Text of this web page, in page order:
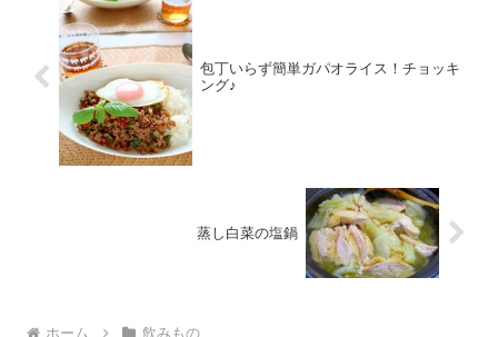
包丁いらず簡単ガパオライス！チョッキ
ング♪
蒸し白菜の塩鍋
ホーム 飲みもの